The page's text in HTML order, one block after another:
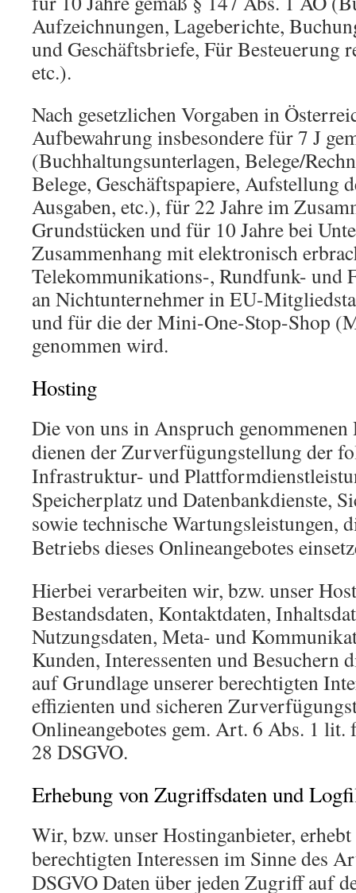
Aufzeichnungen, Lageberichte,
und Geschäftsbriefe, Für Besteuerung
etc.).
Nach gesetzlichen Vorgaben in
Aufbewahrung insbesondere für 7 J
(Buchhaltungsunterlagen, Belege/
Belege, Geschäftspapiere, Aufstellung
Ausgaben, etc.), für 22 Jahre im
Grundstücken und für 10 Jahre bei
Zusammenhang mit elektronisch
Telekommunikations-, Rundfunk- und
an Nichtunternehmer in EU-
und für die der Mini-One-Stop-Shop
genommen wird.
Hosting
Die von uns in Anspruch
dienen der Zurverfügungstellung der
Infrastruktur- und
Speicherplatz und Datenbankdienste,
sowie technische Wartungsleistungen,
Betriebs dieses Onlineangebotes
Hierbei verarbeiten wir, bzw. unser
Bestandsdaten, Kontaktdaten,
Nutzungsdaten, Meta- und
Kunden, Interessenten und Besuchern
auf Grundlage unserer berechtigten
effizienten und sicheren
Onlineangebotes gem. Art. 6 Abs. 1
28 DSGVO.
Erhebung von Zugriffsdaten und
Wir, bzw. unser Hostinganbieter,
berechtigten Interessen im Sinne des
DSGVO Daten über jeden Zugriff auf